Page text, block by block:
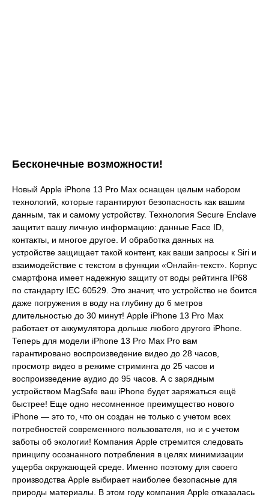
Бесконечные возможности!
Новый Apple iPhone 13 Pro Max оснащен целым набором
технологий, которые гарантируют безопасность как вашим
данным, так и самому устройству. Технология Secure Enclave
защитит вашу личную информацию: данные Face ID,
контакты, и многое другое. И обработка данных на
устройстве защищает такой контент, как ваши запросы к Siri и
взаимодействие с текстом в функции «Онлайн‑текст». Корпус
смартфона имеет надежную защиту от воды рейтинга IP68
по стандарту IEC 60529. Это значит, что устройство не боится
даже погружения в воду на глубину до 6 метров
длительностью до 30 минут! Apple iPhone 13 Pro Max
работает от аккумулятора дольше любого другого iPhone.
Теперь для модели iPhone 13 Pro Max Pro вам
гарантировано воспроизве­дение видео до 28 часов,
просмотр видео в режиме стриминга до 25 часов и
воспроизве­дение аудио до 95 часов. А с зарядным
устройством MagSafe ваш iPhone будет заряжаться ещё
быстрее! Еще одно несомненное преимущество нового
iPhone — это то, что он создан не только с учетом всех
потребностей современного пользователя, но и с учетом
заботы об экологии! Компания Apple стремится следовать
принципу осознанного потребления в целях минимизации
ущерба окружающей среде. Именно поэтому для своего
производства Apple выбирает наиболее безопасные для
природы материалы. В этом году компания Apple отказалась